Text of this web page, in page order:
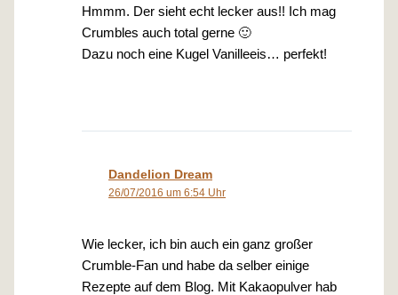
Hmmm. Der sieht echt lecker aus!! Ich mag
Crumbles auch total gerne 🙂
Dazu noch eine Kugel Vanilleeis… perfekt!
Dandelion Dream
26/07/2016 um 6:54 Uhr
Wie lecker, ich bin auch ein ganz großer
Crumble-Fan und habe da selber einige
Rezepte auf dem Blog. Mit Kakaopulver hab